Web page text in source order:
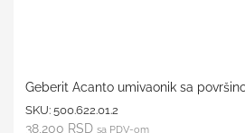
Geberit Acanto umivaonik sa
SKU: 500.622.01.2
38,200 RSD sa PDV-om